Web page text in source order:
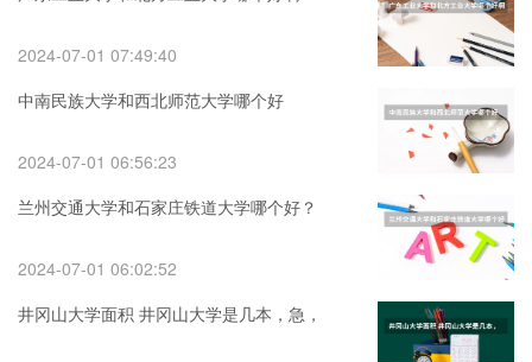
2024-07-01 07:49:40
中南民族大学和西北师范大学哪个好
2024-07-01 06:56:23
兰州交通大学和石家庄铁道大学哪个好？
2024-07-01 06:02:52
井冈山大学面积 井冈山大学是几本，急，